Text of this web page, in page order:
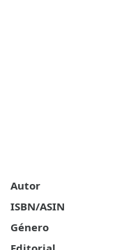
Autor
ISBN/ASIN
Género